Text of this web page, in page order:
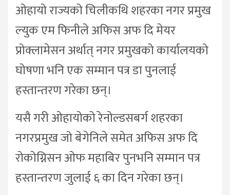
ओहायो राज्यको चिलीकथि शहरका नगर प्रमुख
ल्युक एम फिनीले अफिस अफ दि मेयर
प्रोक्लामेसन अर्थात् नगर प्रमुखको कार्यालयको
घोषणा भनि एक सम्मान पत्र डा पुनलाई
हस्तान्तरण गरेका छन्।
यसै गरी ओहायोको रेनोल्डसबर्ग शहरका
नगरप्रमुख जो बेगेनिले समेत अफिस अफ दि
रोकोग्निसन ओफ महाबिर पुनभनि सम्मान पत्र
हस्तान्तरण जुलाई ६ का दिन गरेका छन्।